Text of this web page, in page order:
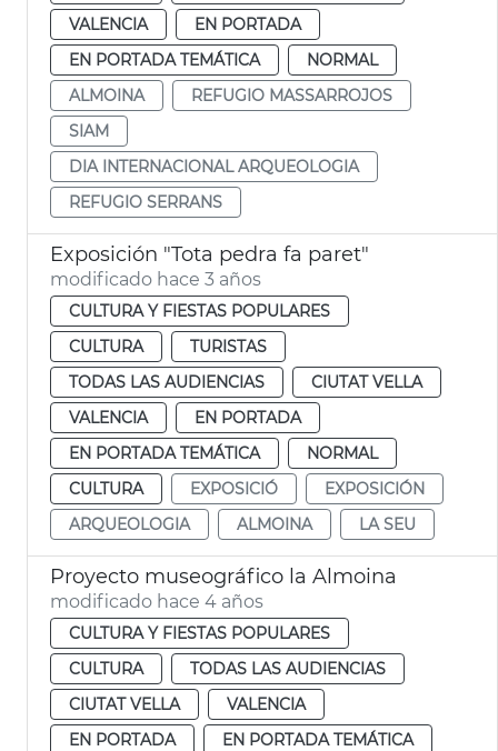
VALENCIA
EN PORTADA
EN PORTADA TEMÁTICA
NORMAL
ALMOINA
REFUGIO MASSARROJOS
SIAM
DIA INTERNACIONAL ARQUEOLOGIA
REFUGIO SERRANS
Exposición "Tota pedra fa paret"
modificado hace 3 años
CULTURA Y FIESTAS POPULARES
CULTURA
TURISTAS
TODAS LAS AUDIENCIAS
CIUTAT VELLA
VALENCIA
EN PORTADA
EN PORTADA TEMÁTICA
NORMAL
CULTURA
EXPOSICIÓ
EXPOSICIÓN
ARQUEOLOGIA
ALMOINA LA SEU
Proyecto museográfico la Almoina
modificado hace 4 años
CULTURA Y FIESTAS POPULARES
CULTURA
TODAS LAS AUDIENCIAS
CIUTAT VELLA
VALENCIA
EN PORTADA
EN PORTADA TEMÁTICA